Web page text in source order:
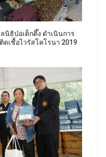
นิธิป่อเต็กตึ๊ง ดำเนินการ
ดเชื้อไวรัสโคโรนา 2019